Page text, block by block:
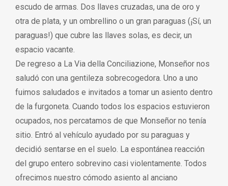
escudo de armas. Dos llaves cruzadas, una de oro y
otra de plata, y un ombrellino o un gran paraguas (¡Sí, un
paraguas!) que cubre las llaves solas, es decir, un
espacio vacante.
De regreso a La Via della Conciliazione, Monseñor nos
saludó con una gentileza sobrecogedora. Uno a uno
fuimos saludados e invitados a tomar un asiento dentro
de la furgoneta. Cuando todos los espacios estuvieron
ocupados, nos percatamos de que Monseñor no tenía
sitio. Entró al vehículo ayudado por su paraguas y
decidió sentarse en el suelo. La espontánea reacción
del grupo entero sobrevino casi violentamente. Todos
ofrecimos nuestro cómodo asiento al anciano